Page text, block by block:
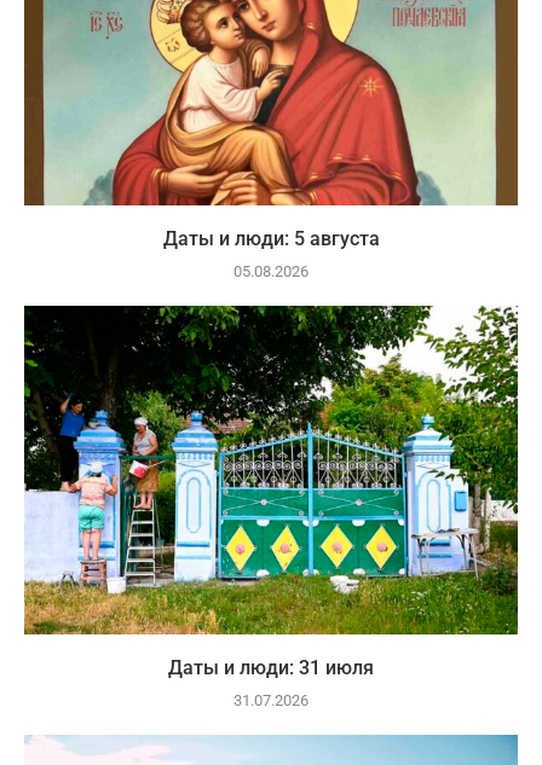
Даты и люди: 5 августа
05.08.2026
Даты и люди: 31 июля
31.07.2026